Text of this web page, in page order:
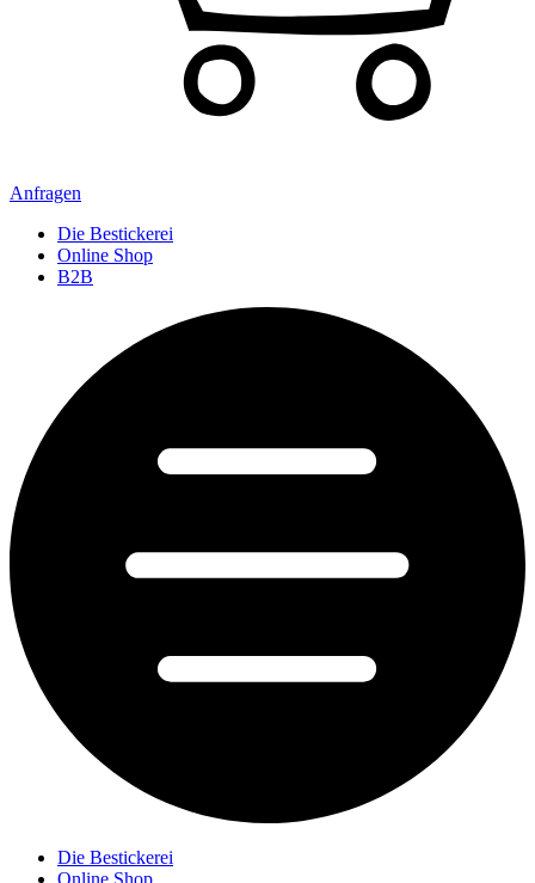
Anfragen
Die Bestickerei
Online Shop
B2B
Die Bestickerei
Online Shop